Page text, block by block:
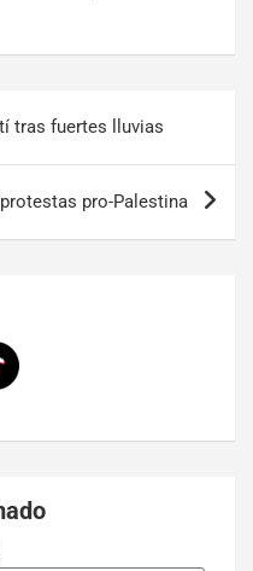
tras fuertes lluvias
pro-Palestina